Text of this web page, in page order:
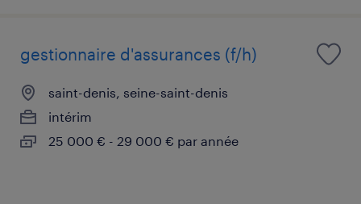
gestionnaire d'assurances (f/h)
saint-denis, seine-saint-denis
intérim
25 000 € - 29 000 € par année